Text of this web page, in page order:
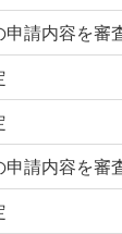
請内容を審
請内容を審